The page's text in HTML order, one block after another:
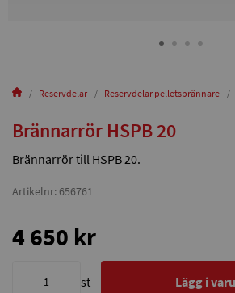
Reservdelar Reservdelar pelletsbrännare
Brännarrör HSPB 20
Brännarrör till HSPB 20.
Artikelnr: 656761
4 650 kr
st Lägg i